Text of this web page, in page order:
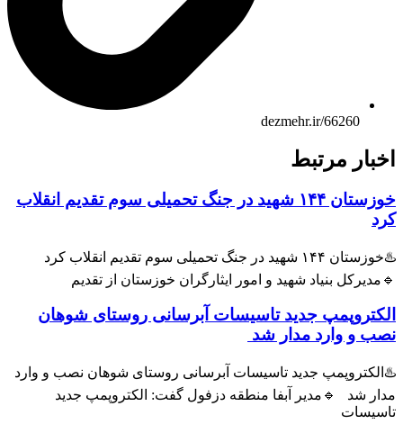
dezmehr.ir/66260
مرتبط
خوزستان ۱۴۴ شهید در جنگ تحمیلی سوم تقدیم انقلاب
♨️خوزستان ۱۴۴ شهید در جنگ تحمیلی سوم تقدیم انقلاب کرد
بنیاد شهید و امور ایثارگران خوزستان از تقدیم
جدید تاسیسات آبرسانی روستای شوهان
و وارد مدار شد
جدید تاسیسات آبرسانی روستای شوهان نصب و وارد
شد 🔹مدیر آبفا منطقه دزفول گفت: الکتروپمپ جدید